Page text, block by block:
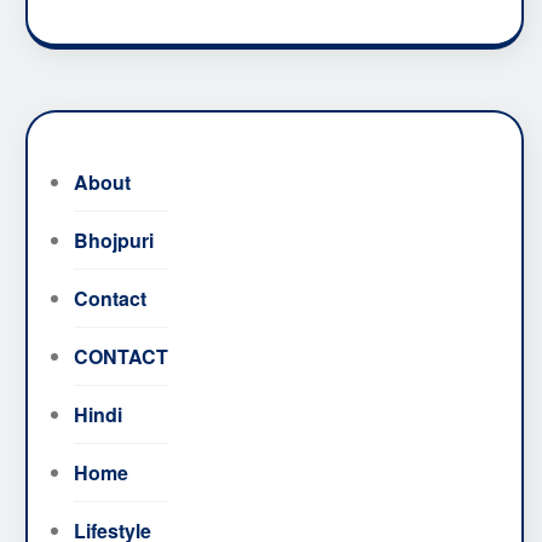
About
Bhojpuri
Contact
CONTACT
Hindi
Home
Lifestyle